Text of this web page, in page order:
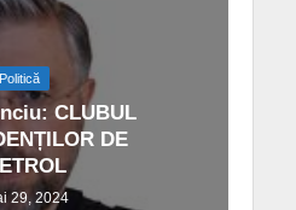
Politică
CLUBUL
DE
29, 2024